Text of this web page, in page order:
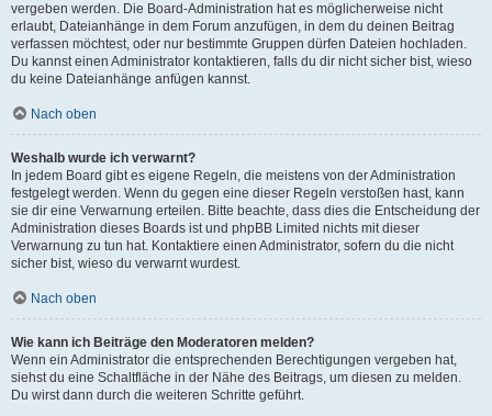
vergeben werden. Die Board-Administration hat es möglicherweise nicht
erlaubt, Dateianhänge in dem Forum anzufügen, in dem du deinen Beitrag
verfassen möchtest, oder nur bestimmte Gruppen dürfen Dateien hochladen.
Du kannst einen Administrator kontaktieren, falls du dir nicht sicher bist, wieso
du keine Dateianhänge anfügen kannst.
Nach oben
Weshalb wurde ich verwarnt?
In jedem Board gibt es eigene Regeln, die meistens von der Administration
festgelegt werden. Wenn du gegen eine dieser Regeln verstoßen hast, kann
sie dir eine Verwarnung erteilen. Bitte beachte, dass dies die Entscheidung der
Administration dieses Boards ist und phpBB Limited nichts mit dieser
Verwarnung zu tun hat. Kontaktiere einen Administrator, sofern du die nicht
sicher bist, wieso du verwarnt wurdest.
Nach oben
Wie kann ich Beiträge den Moderatoren melden?
Wenn ein Administrator die entsprechenden Berechtigungen vergeben hat,
siehst du eine Schaltfläche in der Nähe des Beitrags, um diesen zu melden.
Du wirst dann durch die weiteren Schritte geführt.